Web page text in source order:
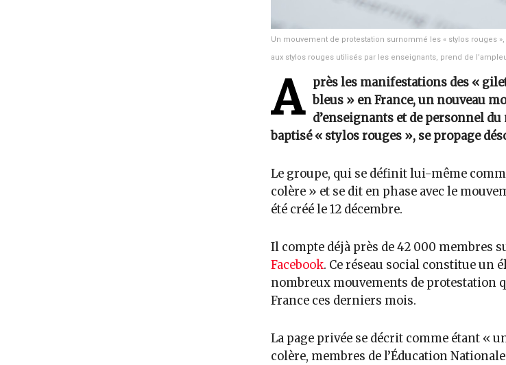
Un mouvement de protestation surnommé les « stylos rouges
aux stylos rouges utilisés par les enseignants, prend de
A
près les manifestations des «
bleus » en France, un nouveau
d’enseignants et de personnel du
baptisé « stylos rouges », se propage
Le groupe, qui se définit lui-même
colère » et se dit en phase avec le
été créé le 12 décembre.
Il compte déjà près de 42 000 membres
Facebook. Ce réseau social constitue un
nombreux mouvements de protestation
France ces derniers mois.
La page privée se décrit comme étant «
colère, membres de l’Éducation